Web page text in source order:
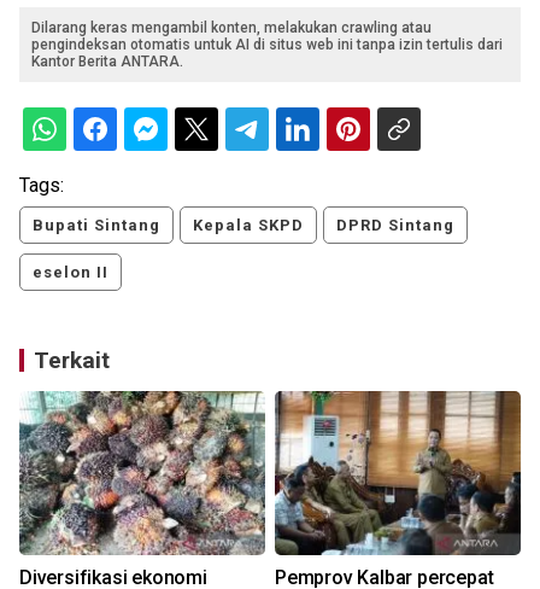
Dilarang keras mengambil konten, melakukan crawling atau
pengindeksan otomatis untuk AI di situs web ini tanpa izin tertulis dari
Kantor Berita ANTARA.
Tags:
Bupati Sintang Kepala SKPD DPRD Sintang
eselon II
Terkait
Diversifikasi ekonomi Pemprov Kalbar percepat